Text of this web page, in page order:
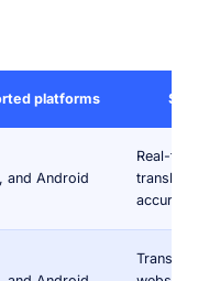
platforms
and Android
Real-
accuracy.